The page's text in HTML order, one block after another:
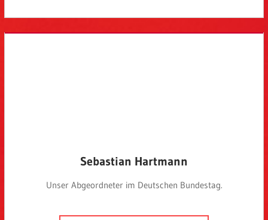
Sebastian Hartmann
Unser Abgeordneter im Deutschen Bundestag.